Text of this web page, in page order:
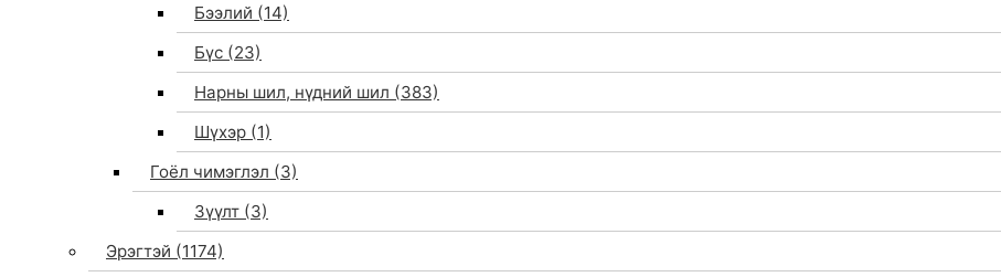
Бээлий (14)
Бүс (23)
Нарны шил, нүдний шил (383)
Шүхэр (1)
Гоёл чимэглэл (3)
Зүүлт (3)
Эрэгтэй (1174)